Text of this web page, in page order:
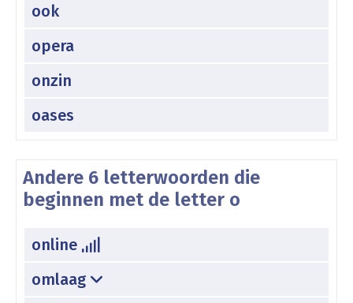
ook
opera
onzin
oases
Andere 6 letterwoorden die
beginnen met de letter o
online
omlaag